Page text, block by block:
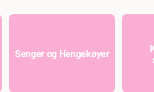
Senger og Hengekøyer